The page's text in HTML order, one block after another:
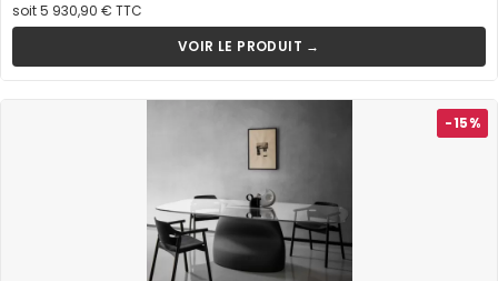
soit 5 930,90 € TTC
VOIR LE PRODUIT →
-15%